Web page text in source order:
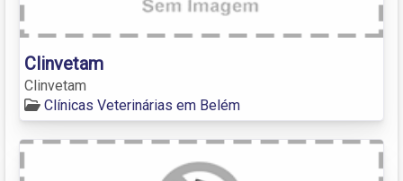
Clinvetam
Clinvetam
Clínicas Veterinárias em Belém